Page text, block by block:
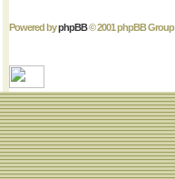
Powered byphpBB© 2001 phpBB Group